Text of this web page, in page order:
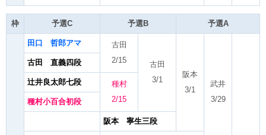
枠 予選C 予選B 予選A
田口 哲郎アマ
古田
2/15
古田
3/1
阪本
3/1
武井
3/29
古田 直義四段
辻井良太郎七段
種村
2/15
種村小百合初段
阪本 寧生三段